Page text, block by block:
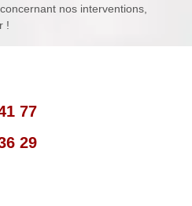
nos interventions,
!
77
29